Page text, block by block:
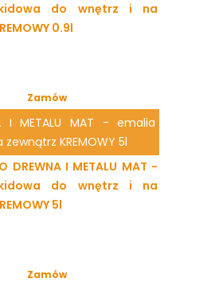
do wnętrz i na
0.9l
Zamów
I METALU MAT - emalia
KREMOWY 5l
DREWNA I METALU MAT -
do wnętrz i na
5l
Zamów